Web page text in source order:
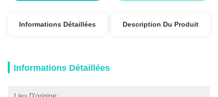
Informations Détaillées Description Du Produit
Informations Détaillées